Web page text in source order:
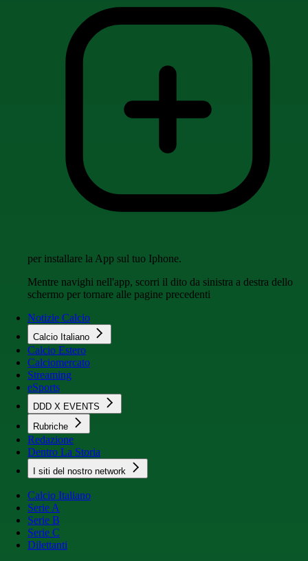
per installare la App sul tuo Iphone.
Mentre navighi nell'app, scorri il dito da sinistra a destra dello
schermo per tornare alle pagine precedenti
Notizie Calcio
Calcio Italiano
Calcio Estero
Calciomercato
Streaming
eSports
DDD X EVENTS
Rubriche
Redazione
Dentro La Storia
I siti del nostro network
Calcio Italiano
Serie A
Serie B
Serie C
Dilettanti